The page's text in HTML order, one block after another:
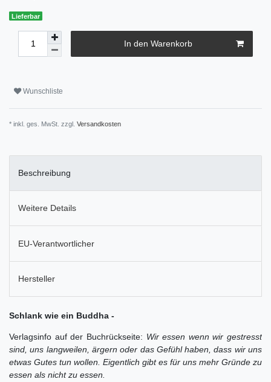
Lieferbar
In den Warenkorb
Wunschliste
* inkl. ges. MwSt. zzgl. Versandkosten
Beschreibung
Weitere Details
EU-Verantwortlicher
Hersteller
Schlank wie ein Buddha -
Verlagsinfo auf der Buchrückseite: Wir essen wenn wir gestresst
sind, uns langweilen, ärgern oder das Gefühl haben, dass wir uns
etwas Gutes tun wollen. Eigentlich gibt es für uns mehr Gründe zu
essen als nicht zu essen.